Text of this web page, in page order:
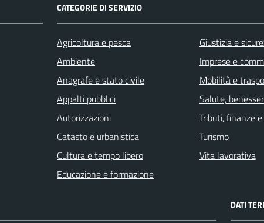
CATEGORIE DI SERVIZIO
Agricoltura e pesca
Ambiente
Anagrafe e stato civile
Appalti pubblici
Autorizzazioni
Catasto e urbanistica
Cultura e tempo libero
Educazione e formazione
Giustizia e
Imprese e
Mobilità e
Salute,
Tributi, finanze
Turismo
Vita lavorativa
DATI